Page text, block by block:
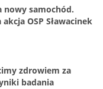
nowy samochód.
OSP Sławacinek
zdrowiem za
badania